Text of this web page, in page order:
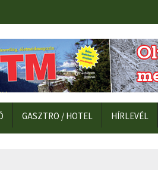
GASZTRO / HOTEL HÍRLEVÉL